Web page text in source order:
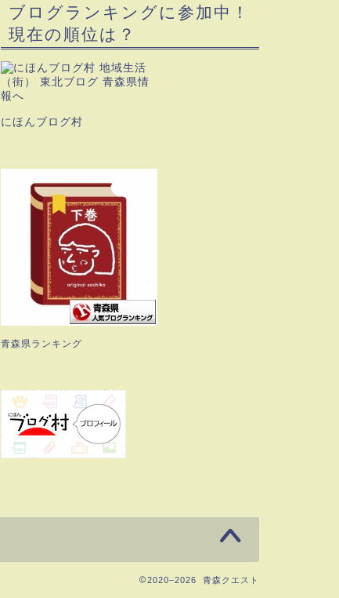
ブログランキングに参加中！
現在の順位は？
にほんブログ村
青森県ランキング
2020–2026 青森クエスト